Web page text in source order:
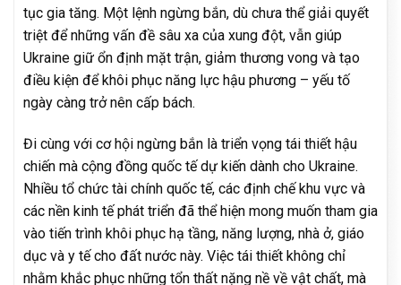
tục gia tăng. Một lệnh ngừng bắn, dù chưa thể giải quyết
triệt để những vấn đề sâu xa của xung đột, vẫn giúp
Ukraine giữ ổn định mặt trận, giảm thương vong và tạo
điều kiện để khôi phục năng lực hậu phương – yếu tố
ngày càng trở nên cấp bách.
Đi cùng với cơ hội ngừng bắn là triển vọng tái thiết hậu
chiến mà cộng đồng quốc tế dự kiến dành cho Ukraine.
Nhiều tổ chức tài chính quốc tế, các định chế khu vực và
các nền kinh tế phát triển đã thể hiện mong muốn tham gia
vào tiến trình khôi phục hạ tầng, năng lượng, nhà ở, giáo
dục và y tế cho đất nước này. Việc tái thiết không chỉ
nhằm khắc phục những tổn thất nặng nề về vật chất, mà